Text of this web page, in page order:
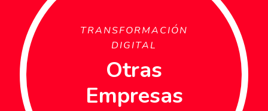
TRANSFORMACIÓN
DIGITAL
Otras
Empresas